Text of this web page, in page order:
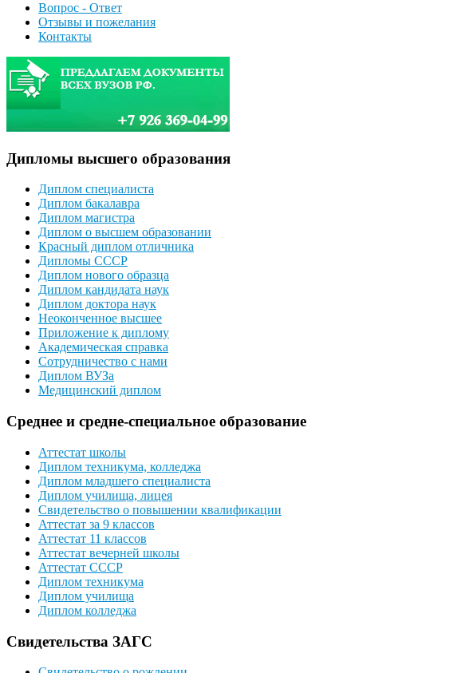
Вопрос - Ответ
Отзывы и пожелания
Контакты
Дипломы высшего образования
Диплом специалиста
Диплом бакалавра
Диплом магистра
Диплом о высшем образовании
Красный диплом отличника
Дипломы СССР
Диплом нового образца
Диплом кандидата наук
Диплом доктора наук
Неоконченное высшее
Приложение к диплому
Академическая справка
Сотрудничество с нами
Диплом ВУЗа
Медицинский диплом
Среднее и средне-специальное образование
Аттестат школы
Диплом техникума, колледжа
Диплом младшего специалиста
Диплом училища, лицея
Свидетельство о повышении квалификации
Аттестат за 9 классов
Аттестат 11 классов
Аттестат вечерней школы
Аттестат СССР
Диплом техникума
Диплом училища
Диплом колледжа
Свидетельства ЗАГС